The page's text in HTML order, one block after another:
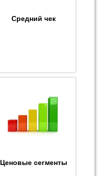
Средний чек
Ценовые сегменты